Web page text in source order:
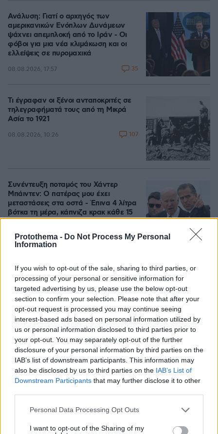
Protothema - Do Not Process My Personal
Information
If you wish to opt-out of the sale, sharing to third parties, or
processing of your personal or sensitive information for
targeted advertising by us, please use the below opt-out
section to confirm your selection. Please note that after your
opt-out request is processed you may continue seeing
interest-based ads based on personal information utilized by
us or personal information disclosed to third parties prior to
your opt-out. You may separately opt-out of the further
disclosure of your personal information by third parties on the
IAB’s list of downstream participants. This information may
also be disclosed by us to third parties on the IAB’s List of
Downstream Participants that may further disclose it to other
Please note that this website/app uses one or more Google
not limited to your visit or usage behaviour. You may click to
Personal Data Processing Opt Outs
I want to opt-out of the Sharing of my
Ανάλυση: Γιατί ο αρχηγός των
αμερικανικών Ενόπλων Δυνάμεων
ψάχνει απεμπλοκή από το Ιράν - Οι
φόβοι για μια νέα κλιμάκωση και οι
ελλείψεις σε πυρομαχικά
08.08.2026, 17:57 35
Τι έγραφαν οι ξένοι ανταποκριτές σε
τηλεγραφήματά τους από τη Μικρά
Ασία το 1921
08.08.2026, 10:26 107
Συνέντευξη ποταμός του Χάντερ
Μπάιντεν: Ο πατέρας μου έχει
μεταστάσεις στα οστά - Έπινα 4 λίτρα
βότκα τη μέρα, κάπνιζα κρακ κάθε 15
λεπτά
08.08.2026, 14:25 33
Θρήνος για τον Μέσι: Πέθανε στα 68
του χρόνια ο πατέρας του, Χόρχε -
Υπήρξε ο μέντορας και ατζέντης του
μέχρι την τελευταία στιγμή
08.08.2026, 16:05 30
Μαρία Εκμεκτσίογλου: Ζω καθημερινά
θαύματα, πρώτα είναι ο Θεός και μετά
οι γιοι μου